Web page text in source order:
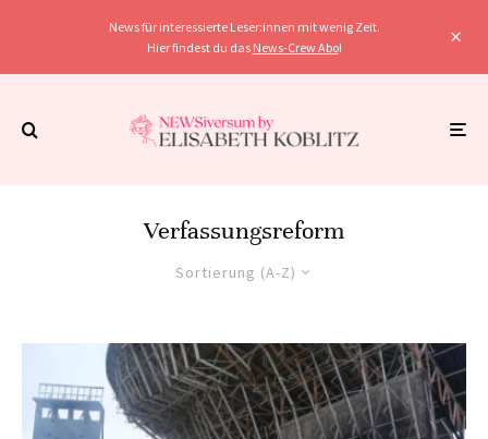
News für interessierte Leser:innen mit wenig Zeit.
Hier findest du das News-Crew Abo!
Verfassungsreform
Sortierung (A-Z)